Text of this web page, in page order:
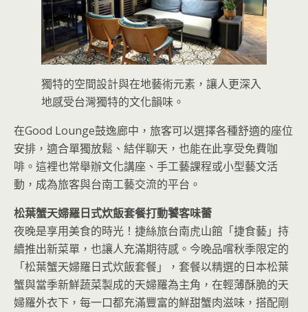
獨特的空間設計與在地藝術元素，讓人更深入
地感受台灣獨特的文化韻味。
在Good Lounge鼓逸廊中，旅客可以選擇各種舒適的座位
安排，適合單獨放鬆、結伴聊天，也能在此享受免費咖
啡。這裡也常舉辦文化講座、手工藝課程或小型藝文活
動，成為旅客與台南工藝交流的平台。
松葉蟹天婦羅日式炊飯套餐打動饕客味蕾
夜晚是享用美食的時光！捷絲旅台南虎山館「捷食藝」持
續推出新菜單，也讓人充滿期待感。今晚品嚐秋季限定的
「松葉蟹天婦羅日式炊飯套餐」，套餐以精選的日本松葉
蟹與當季新鮮蔬菜製成的天婦羅為主角，在輕薄酥脆的天
婦羅外衣下，每一口都充滿豐富的鮮甜蟹肉滋味，搭配剛